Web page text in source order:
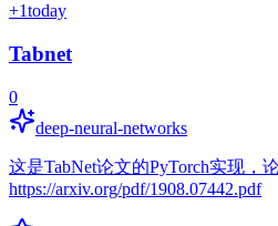
+1today
Tabnet
0
deep-neural-networks
这是TabNet论文的PyTorch实现，
https://arxiv.org/pdf/1908.07442.pdf